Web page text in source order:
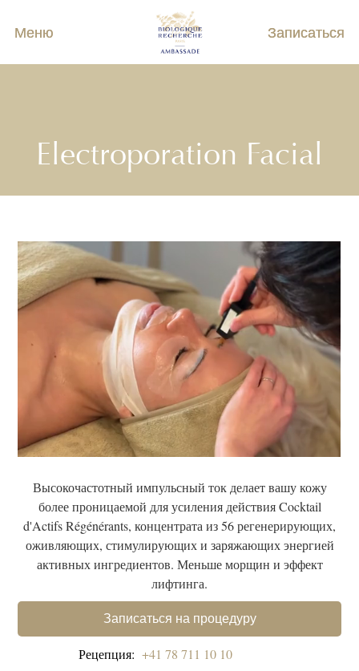
Меню Записаться
Electroporation Facial
Высокочастотный импульсный ток делает вашу кожу
более проницаемой для усиления действия Cocktail
d'Actifs Régénérants, концентрата из 56 регенерирующих,
оживляющих, стимулирующих и заряжающих энергией
активных ингредиентов. Меньше морщин и эффект
лифтинга.
Записаться на процедуру
Рецепция: +41 78 711 10 10